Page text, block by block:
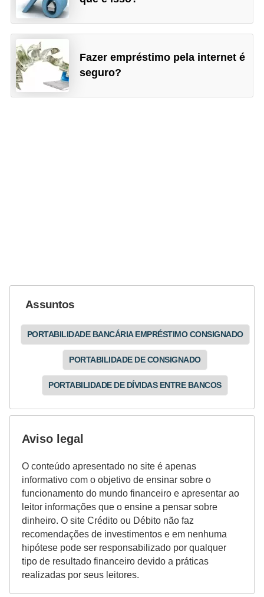
Fazer empréstimo pela internet é
seguro?
Assuntos
PORTABILIDADE BANCÁRIA EMPRÉSTIMO CONSIGNADO
PORTABILIDADE DE CONSIGNADO
PORTABILIDADE DE DÍVIDAS ENTRE BANCOS
Aviso legal
O conteúdo apresentado no site é apenas
informativo com o objetivo de ensinar sobre o
funcionamento do mundo financeiro e apresentar ao
leitor informações que o ensine a pensar sobre
dinheiro. O site Crédito ou Débito não faz
recomendações de investimentos e em nenhuma
hipótese pode ser responsabilizado por qualquer
tipo de resultado financeiro devido a práticas
realizadas por seus leitores.
r
e
c
o
p